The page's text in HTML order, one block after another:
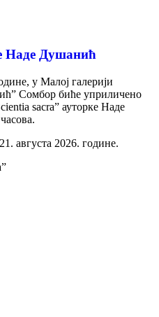
Наде Душанић
у Малој галерији
Сомбор биће уприличено
sacra” ауторке Наде
августа 2026. године.